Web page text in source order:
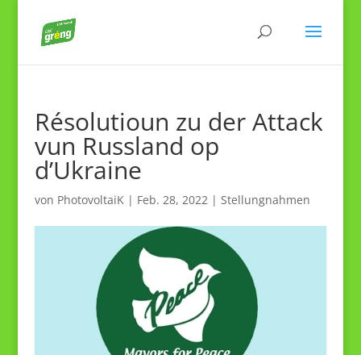
Résolutioun zu der Attack
vun Russland op
d’Ukraine
von PhotovoltaiK| Feb. 28, 2022| Stellungnahmen